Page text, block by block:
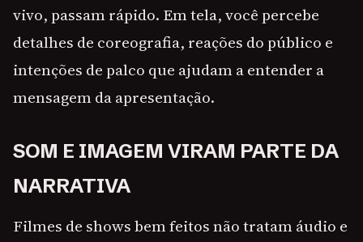
vivo, passam rápido. Em tela, você percebe
detalhes de coreografia, reações do público e
intenções de palco que ajudam a entender a
mensagem da apresentação.
SOM E IMAGEM VIRAM PARTE DA
NARRATIVA
Filmes de shows bem feitos não tratam áudio e